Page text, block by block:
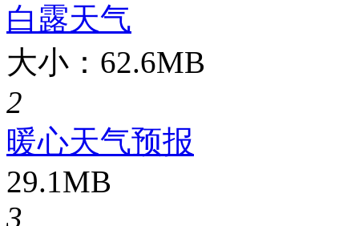
白露天气
大小：62.6MB
2
暖心天气预报
29.1MB
3